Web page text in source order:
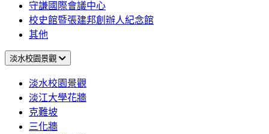
守謙國際會議中心
校史館暨張建邦創辦人紀念館
其他
淡水校園景觀
淡水校園景觀
淡江大學花牆
克難坡
三化牆